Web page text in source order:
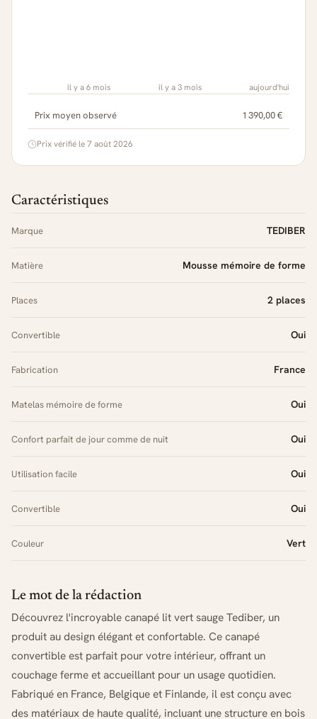
il y a 6 mois il y a 3 mois aujourd'hui
Prix moyen observé 1 390,00 €
Prix vérifié le 7 août 2026
Caractéristiques
Marque TEDIBER
Matière Mousse mémoire de forme
Places 2 places
Convertible Oui
Fabrication France
Matelas mémoire de forme Oui
Confort parfait de jour comme de nuit Oui
Utilisation facile Oui
Convertible Oui
Couleur Vert
Le mot de la rédaction
Découvrez l'incroyable canapé lit vert sauge Tediber, un
produit au design élégant et confortable. Ce canapé
convertible est parfait pour votre intérieur, offrant un
couchage ferme et accueillant pour un usage quotidien.
Fabriqué en France, Belgique et Finlande, il est conçu avec
des matériaux de haute qualité, incluant une structure en bois